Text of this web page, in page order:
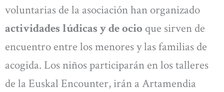
voluntarias de la asociación han organizado
actividades lúdicas y de ocio que sirven de
encuentro entre los menores y las familias de
acogida. Los niños participarán en los talleres
de la Euskal Encounter, irán a Artamendia